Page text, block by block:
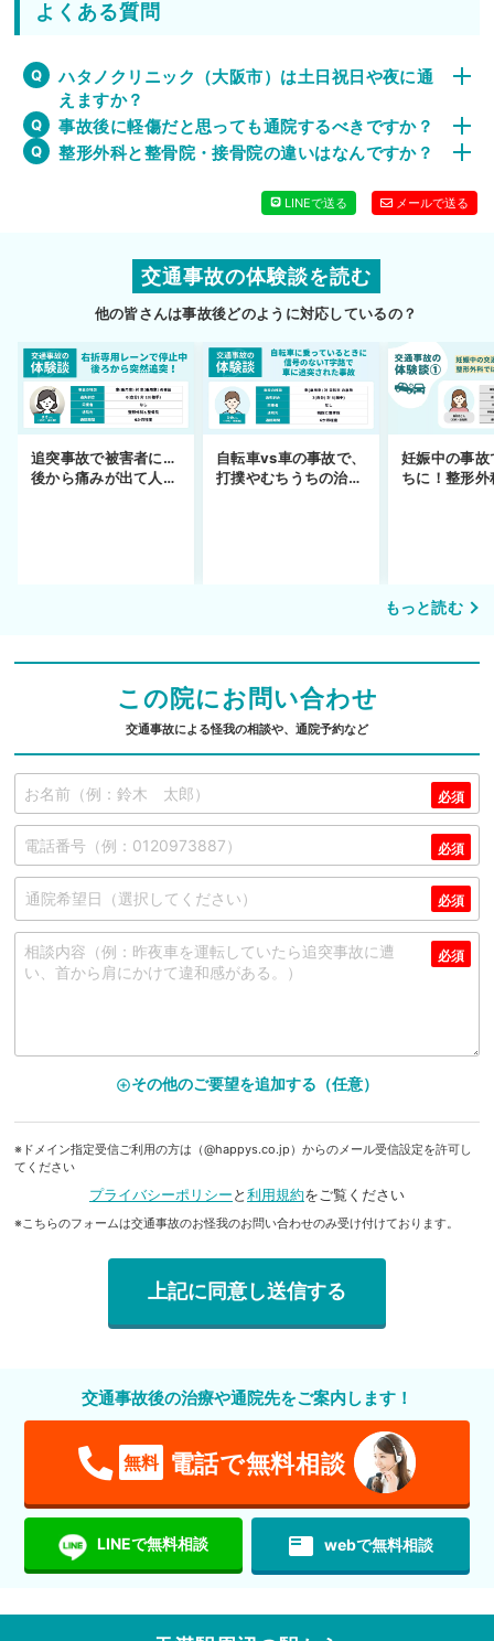
よくある質問
ハタノクリニック（大阪市）は土日祝日や夜に通
えますか？
事故後に軽傷だと思っても通院するべきですか？
整形外科と整骨院・接骨院の違いはなんですか？
LINEで送る メールで送る
交通事故の体験談を読む
他の皆さんは事故後どのように対応しているの？
追突事故で被害者に…
後から痛みが出て人身
自転車vs車の事故で、
打撲やむちうちの治療
妊娠中の事故
ちに！整形外
もっと読む
この院にお問い合わせ
交通事故による怪我の相談や、通院予約など
add_circle_outlineその他のご要望を追加する（任意）
※ドメイン指定受信ご利用の方は（@happys.co.jp）からのメール受信設定を許可し
てください
プライバシーポリシーと利用規約をご覧ください
※こちらのフォームは交通事故のお怪我のお問い合わせのみ受け付けております。
交通事故後の治療や通院先をご案内します！
無料 電話で無料相談
LINEで無料相談 featured_play_list webで無料相談